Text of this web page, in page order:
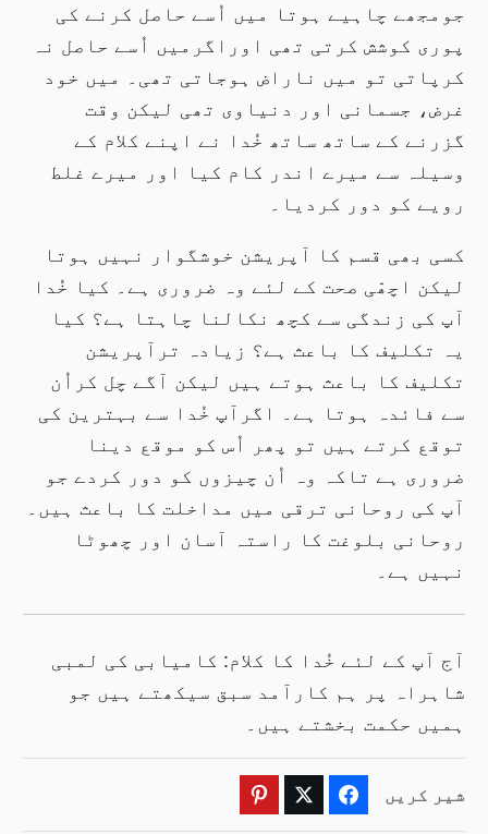
جومجھے چاہیے ہوتا میں اُسے حاصل کرنے کی
پوری کوشش کرتی تھی اوراگرمیں اُسے حاصل نہ
کرپاتی تو میں ناراض ہوجاتی تھی۔ میں خود
غرض، جسمانی اور دنیاوی تھی لیکن وقت
گزرنے کے ساتھ ساتھ خُدا نے اپنے کلام کے
وسیلہ سے میرے اندر کام کیا اور میرے غلط
رویے کو دور کردیا۔
کسی بھی قسم کا آپریشن خوشگوار نہیں ہوتا
لیکن اچھّی صحت کے لئے وہ ضروری ہے۔ کیا خُدا
آپ کی زندگی سے کچھ نکالنا چاہتا ہے؟ کیا
یہ تکلیف کا باعث ہے؟ زیادہ ترآپریشن
تکلیف کا باعث ہوتے ہیں لیکن آگے چل کراُن
سے فائدہ ہوتا ہے۔ اگرآپ خُدا سے بہترین کی
توقع کرتے ہیں تو پھر اُس کو موقع دینا
ضروری ہے تاکہ وہ اُن چیزوں کو دور کردے جو
آپ کی روحانی ترقی میں مداخلت کا باعث ہیں۔
روحانی بلوغت کا راستہ آسان اور چھوٹا
نہیں ہے۔
آج آپ کے لئے خُدا کا کلام: کامیابی کی لمبی
شاہراہ پر ہم کارآمد سبق سیکھتے ہیں جو
ہمیں حکمت بخشتے ہیں۔
شیر کریں Facebook
Twitter